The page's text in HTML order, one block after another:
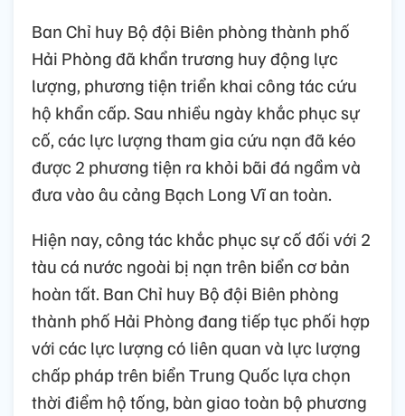
Ban Chỉ huy Bộ đội Biên phòng thành phố
Hải Phòng đã khẩn trương huy động lực
lượng, phương tiện triển khai công tác cứu
hộ khẩn cấp. Sau nhiều ngày khắc phục sự
cố, các lực lượng tham gia cứu nạn đã kéo
được 2 phương tiện ra khỏi bãi đá ngầm và
đưa vào âu cảng Bạch Long Vĩ an toàn.
Hiện nay, công tác khắc phục sự cố đối với 2
tàu cá nước ngoài bị nạn trên biển cơ bản
hoàn tất. Ban Chỉ huy Bộ đội Biên phòng
thành phố Hải Phòng đang tiếp tục phối hợp
với các lực lượng có liên quan và lực lượng
chấp pháp trên biển Trung Quốc lựa chọn
thời điểm hộ tống, bàn giao toàn bộ phương